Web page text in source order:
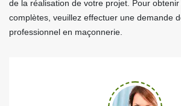
de la réalisation de votre projet. Pour
complètes, veuillez effectuer une demande
professionnel en maçonnerie.